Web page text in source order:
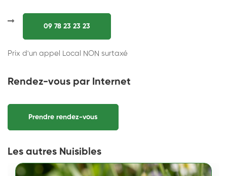
09 78 23 23 23
Prix d'un appel Local NON surtaxé
Rendez-vous par Internet
Prendre rendez-vous
Les autres Nuisibles